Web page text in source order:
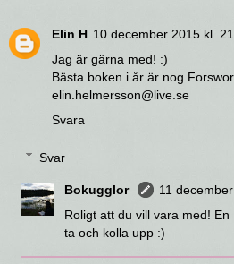
Elin H 10 december 2015 kl.
Jag är gärna med! :)
Bästa boken i år är nog
elin.helmersson@live.se
Svara
Svar
Bokugglor
11
Roligt att du vill vara med!
ta och kolla upp :)